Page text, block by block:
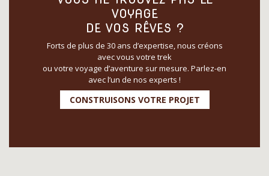
VOYAGE
DE VOS RÊVES ?
Forts de plus de 30 ans d’expertise, nous créons
avec vous votre trek
ou votre voyage d’aventure sur mesure. Parlez-en
avec l’un de nos experts !
CONSTRUISONS VOTRE PROJET